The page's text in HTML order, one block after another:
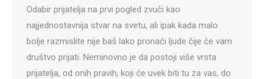
Odabir prijatelja na prvi pogled zvuči kao
najjednostavnija stvar na svetu, ali ipak kada malo
bolje razmislite nije baš lako pronaći ljude čije će vam
društvo prijati. Neminovno je da postoji više vrsta
prijatelja, od onih pravih, koji će uvek biti tu za vas, do